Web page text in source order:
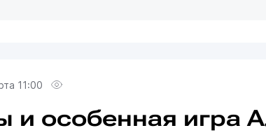
11:00
и особенная игра